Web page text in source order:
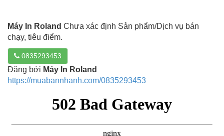
Máy In Roland Chưa xác định Sản phẩm/Dịch vụ bán
chạy, tiêu điểm.
0835293453
Đăng bởi Máy In Roland
https://muabannhanh.com/0835293453